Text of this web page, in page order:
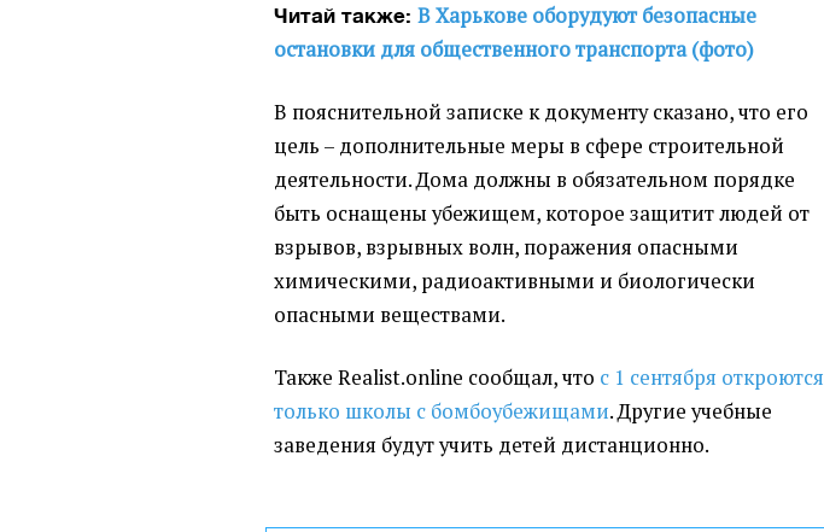
Читай также:В Харькове оборудуют безопасные
остановки для общественного транспорта (фото)
В пояснительной записке к документу сказано, что его
цель – дополнительные меры в сфере строительной
деятельности. Дома должны в обязательном порядке
быть оснащены убежищем, которое защитит людей от
взрывов, взрывных волн, поражения опасными
химическими, радиоактивными и биологически
опасными веществами.
Также Realist.online сообщал, что с 1 сентября откроются
только школы с бомбоубежищами. Другие учебные
заведения будут учить детей дистанционно.